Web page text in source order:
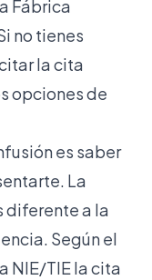
Fábrica
no tienes
la cita
opciones de
es saber
La
diferente a la
Según el
NIE/TIE la cita